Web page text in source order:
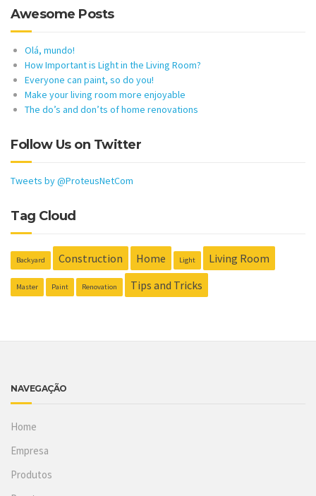
Awesome Posts
Olá, mundo!
How Important is Light in the Living Room?
Everyone can paint, so do you!
Make your living room more enjoyable
The do’s and don’ts of home renovations
Follow Us on Twitter
Tweets by @ProteusNetCom
Tag Cloud
Backyard Construction Home Light Living Room
Master Paint Renovation Tips and Tricks
NAVEGAÇÃO
Home
Empresa
Produtos